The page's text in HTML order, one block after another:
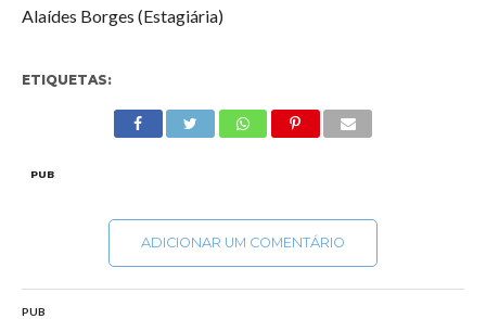
Alaídes Borges (Estagiária)
ETIQUETAS:
PUB
ADICIONAR UM COMENTÁRIO
PUB